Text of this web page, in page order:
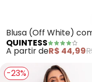
Blusa (Off White)
Mangas Curtas
QUINTESS
A partir deR$ 44,99
-23%